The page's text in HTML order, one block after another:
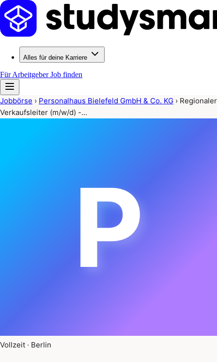
Alles für deine Karriere
Für ArbeitgeberJob finden
Jobbörse › Personalhaus Bielefeld GmbH & Co. KG › Regionaler
Verkaufsleiter (m/w/d) -…
P
Vollzeit · Berlin